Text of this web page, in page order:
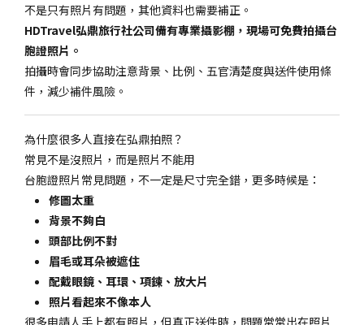
不是只有照片有問題，其他資料也需要補正。
HDTravel弘鼎旅行社公司備有專業攝影棚，現場可免費拍攝台
胞證照片。
拍攝時會同步協助注意背景、比例、五官清楚度與送件使用條
件，減少補件風險。
為什麼很多人直接在弘鼎拍照？
常見不是沒照片，而是照片不能用
台胞證照片常見問題，不一定是尺寸完全錯，更多時候是：
修圖太重
背景不夠白
頭部比例不對
眉毛或耳朵被遮住
配戴眼鏡、耳環、項鍊、放大片
照片看起來不像本人
很多申請人手上都有照片，但真正送件時，問題常常出在照片